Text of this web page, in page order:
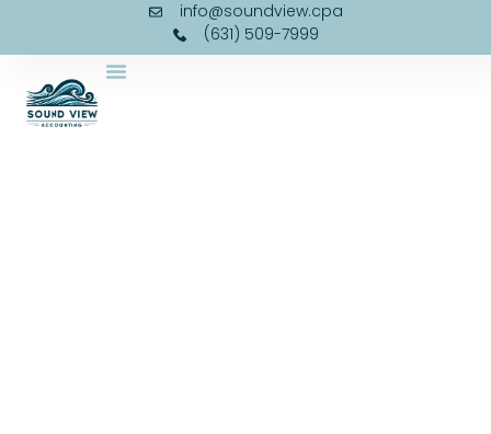
info@soundview.cpa
(631) 509-7999